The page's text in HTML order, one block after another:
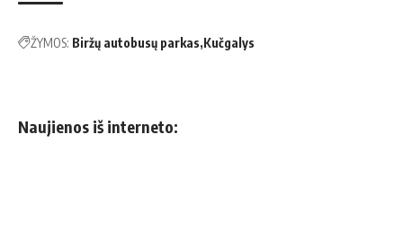
ŽYMOS: Biržų autobusų parkas Kučgalys
Naujienos iš interneto: